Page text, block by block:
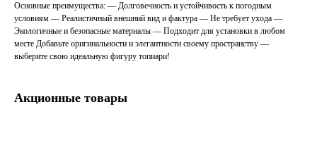
Основные преимущества: — Долговечность и устойчивость к погодным
условиям — Реалистичный внешний вид и фактура — Не требует ухода —
Экологичные и безопасные материалы — Подходит для установки в любом
месте Добавьте оригинальности и элегантности своему пространству —
выберите свою идеальную фигуру топиари!
Акционные товары